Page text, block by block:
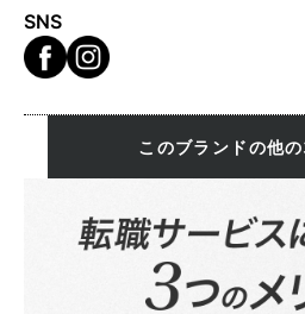
SNS
このブランドの他